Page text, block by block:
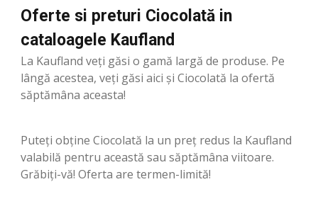
Oferte si preturi Ciocolată in
cataloagele Kaufland
La Kaufland veți găsi o gamă largă de produse. Pe
lângă acestea, veți găsi aici și Ciocolată la ofertă
săptămâna aceasta!
Puteți obține Ciocolată la un preț redus la Kaufland
valabilă pentru această sau săptămâna viitoare.
Grăbiți-vă! Oferta are termen-limită!